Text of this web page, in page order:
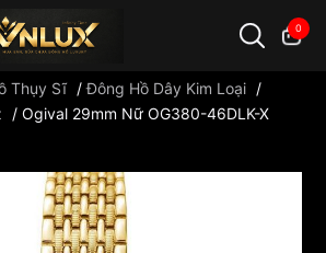
0
Thụy Sĩ /Đông Hồ Dây Kim Loại /
/ Ogival 29mm Nữ OG380-46DLK-X